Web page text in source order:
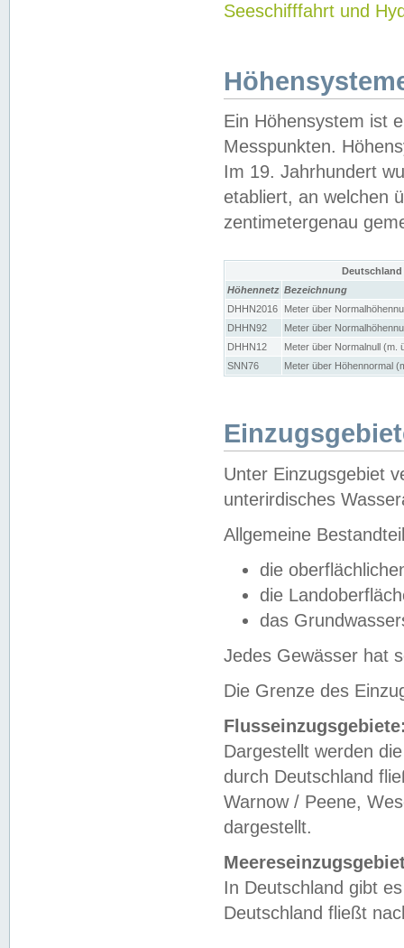
Seeschifffahrt und
Ein Höhensystem ist
Messpunkten.
Im 19. Jahrhundert
etabliert, an welchen
zentimetergenau
Höhennetz Bezeichnung
DHHN2016
Meter über
DHHN92
Meter über
DHHN12
Meter über Normalnull (m.
SNN76
Meter über Höhennormal
Unter Einzugsgebiet
unterirdisches
Allgemeine
die
die
das
Jedes Gewässer hat
Die Grenze des
Dargestellt werden
durch Deutschland
Warnow / Peene,
dargestellt.
In Deutschland gibt
Deutschland fließt